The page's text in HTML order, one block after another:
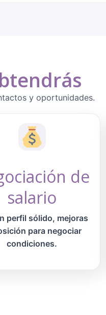
y oportunidades.
de
salario
perfil sólido, mejoras
para negociar
condiciones.